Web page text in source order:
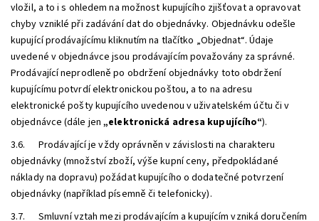
vložil, a to i s ohledem na možnost kupujícího zjišťovat a opravovat
chyby vzniklé při zadávání dat do objednávky. Objednávku odešle
kupující prodávajícímu kliknutím na tlačítko „Objednat“. Údaje
uvedené v objednávce jsou prodávajícím považovány za správné.
Prodávající neprodleně po obdržení objednávky toto obdržení
kupujícímu potvrdí elektronickou poštou, a to na adresu
elektronické pošty kupujícího uvedenou v uživatelském účtu či v
objednávce (dále jen„elektronická adresa kupujícího“).
3.6. Prodávající je vždy oprávněn v závislosti na charakteru
objednávky (množství zboží, výše kupní ceny, předpokládané
náklady na dopravu) požádat kupujícího o dodatečné potvrzení
objednávky (například písemně či telefonicky).
3.7. Smluvní vztah mezi prodávajícím a kupujícím vzniká doručením